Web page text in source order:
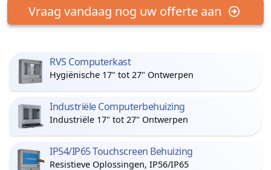
Vraag vandaag nog uw offerte aan
RVS Computerkast
Hygiënische 17" tot 27" Ontwerpen
Industriële Computerbehuizing
Industriële 17" tot 27" Ontwerpen
IP54/IP65 Touchscreen Behuizing
Resistieve Oplossingen, IP56/IP65